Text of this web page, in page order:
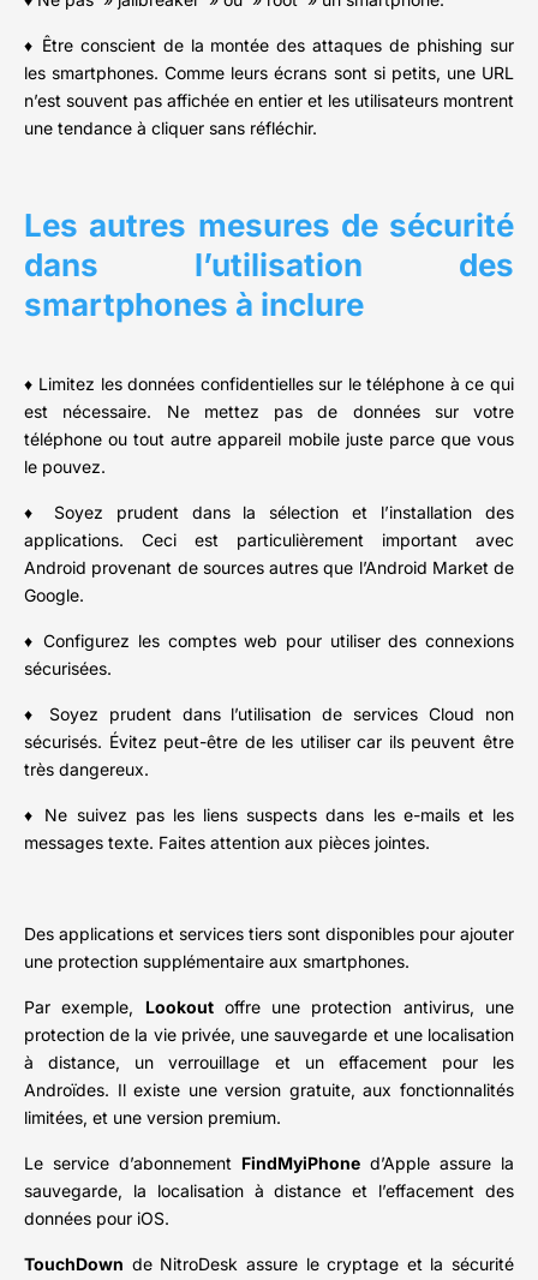
♦ Être conscient de la montée des attaques de phishing sur
les smartphones. Comme leurs écrans sont si petits, une URL
n’est souvent pas affichée en entier et les utilisateurs montrent
une tendance à cliquer sans réfléchir.
Les autres mesures de sécurité
dans l’utilisation des
smartphones à inclure
♦ Limitez les données confidentielles sur le téléphone à ce qui
est nécessaire. Ne mettez pas de données sur votre
téléphone ou tout autre appareil mobile juste parce que vous
le pouvez.
♦ Soyez prudent dans la sélection et l’installation des
applications. Ceci est particulièrement important avec
Android provenant de sources autres que l’Android Market de
Google.
♦ Configurez les comptes web pour utiliser des connexions
sécurisées.
♦ Soyez prudent dans l’utilisation de services Cloud non
sécurisés. Évitez peut-être de les utiliser car ils peuvent être
très dangereux.
♦ Ne suivez pas les liens suspects dans les e-mails et les
messages texte. Faites attention aux pièces jointes.
Des applications et services tiers sont disponibles pour ajouter
une protection supplémentaire aux smartphones.
Par exemple, Lookoutoffre une protection antivirus, une
protection de la vie privée, une sauvegarde et une localisation
à distance, un verrouillage et un effacement pour les
Androïdes. Il existe une version gratuite, aux fonctionnalités
limitées, et une version premium.
Le service d’abonnement FindMyiPhone d’Apple assure la
sauvegarde, la localisation à distance et l’effacement des
données pour iOS.
TouchDown de NitroDesk assure le cryptage et la sécurité